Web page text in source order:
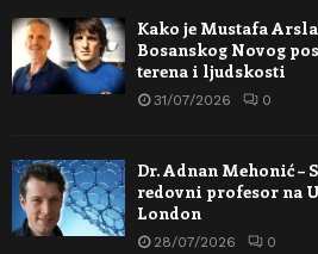
Kako je Mustafa
Bosanskog Novog
terena i ljudskosti
31/07/2026 0
Dr. Adnan Mehonić –
redovni profesor na
London
28/07/2026 0